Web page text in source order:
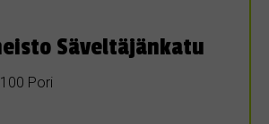
Säveltäjänkatu
Pori